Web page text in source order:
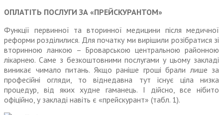
ОПЛАТІТЬ ПОСЛУГИ ЗА «ПРЕЙСКУРАНТОМ»
Функції первинної та вторин­ної медицини після медичної
реформи розділилися. Для початку ми вирішили розібратися зі
вторинною ланкою – Бровар­ською центральною районною
лікарнею. Саме з безкоштовними послугами у цьому закладі
вини­кає чимало питань. Якщо раніше гроші брали лише за
професійні огляди, то віднедавна тут існує ціла низка
процедур, від яких худне гаманець. І дійсно, все нібито
офіційно, у закладі навіть є «прейскурант» (табл. 1).